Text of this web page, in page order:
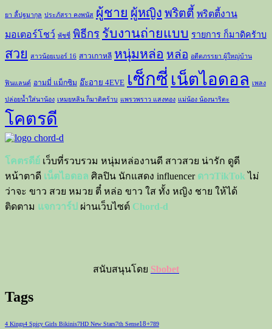
ยา ลี้ปฐมากุล ประภัสรา คงพนัส ผู้ชาย ผู้หญิง พริตตี้ พริตตี้งาน
มอเตอร์โชว์ พัชชี่ พิธีกร รับงานถ่ายแบบ รายการ ก็มาดิคร้าบ
สวย สาวน้อยเบอร์ 16 สาวเกาหลี หนุ่มหล่อ หล่อ อดีตภรรยา ผู้ใหญ่บ้าน
ฟินแลนด์ อามมี่ แม็กซิม อ๊ะอาย 4EVE เซ็กซี่ เน็ตไอดอล เพลง
ปล่อยน้ำใส่นาน้อง เหมยหลิน ก็มาดิคร้าบ แพรวพราว แสงทอง แม่น้อง น้องนาริตะ
โคตรดี
โคตรดีย์ เว็บที่รวบรวม หนุ่มหล่องานดี สาวสวย น่ารัก ดูดี
หน้าตาดี เน็ตไอดอล ศิลปิน นักแสดง influencer ดาวTikTok ไม่
ว่าจะ ขาว สวย หมวย ตี๋ หล่อ ขาว ใส ทั้ง หญิง ชาย ให้ได้
ติดตาม แจกวาร์ป ผ่านเว็บไซต์ Chord-d
สนับสนุนโดย Sbobet
Tags
4 Kings4 Spicy Girls Bikinis7HD New Stars7th Sense18+789